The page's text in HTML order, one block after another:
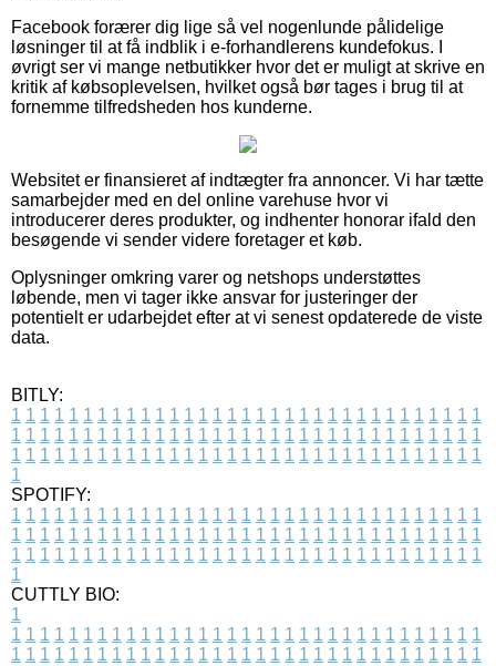
Facebook forærer dig lige så vel nogenlunde pålidelige
løsninger til at få indblik i e-forhandlerens kundefokus. I
øvrigt ser vi mange netbutikker hvor det er muligt at skrive en
kritik af købsoplevelsen, hvilket også bør tages i brug til at
fornemme tilfredsheden hos kunderne.
Websitet er finansieret af indtægter fra annoncer. Vi har tætte
samarbejder med en del online varehuse hvor vi
introducerer deres produkter, og indhenter honorar ifald den
besøgende vi sender videre foretager et køb.
Oplysninger omkring varer og netshops understøttes
løbende, men vi tager ikke ansvar for justeringer der
potentielt er udarbejdet efter at vi senest opdaterede de viste
data.
BITLY:
1 1 1 1 1 1 1 1 1 1 1 1 1 1 1 1 1 1 1 1 1 1 1 1 1 1 1 1 1 1 1 1 1
1 1 1 1 1 1 1 1 1 1 1 1 1 1 1 1 1 1 1 1 1 1 1 1 1 1 1 1 1 1 1 1 1
1 1 1 1 1 1 1 1 1 1 1 1 1 1 1 1 1 1 1 1 1 1 1 1 1 1 1 1 1 1 1 1 1
1
SPOTIFY:
1 1 1 1 1 1 1 1 1 1 1 1 1 1 1 1 1 1 1 1 1 1 1 1 1 1 1 1 1 1 1 1 1
1 1 1 1 1 1 1 1 1 1 1 1 1 1 1 1 1 1 1 1 1 1 1 1 1 1 1 1 1 1 1 1 1
1 1 1 1 1 1 1 1 1 1 1 1 1 1 1 1 1 1 1 1 1 1 1 1 1 1 1 1 1 1 1 1 1
1
CUTTLY BIO:
1
1 1 1 1 1 1 1 1 1 1 1 1 1 1 1 1 1 1 1 1 1 1 1 1 1 1 1 1 1 1 1 1 1
1 1 1 1 1 1 1 1 1 1 1 1 1 1 1 1 1 1 1 1 1 1 1 1 1 1 1 1 1 1 1 1 1